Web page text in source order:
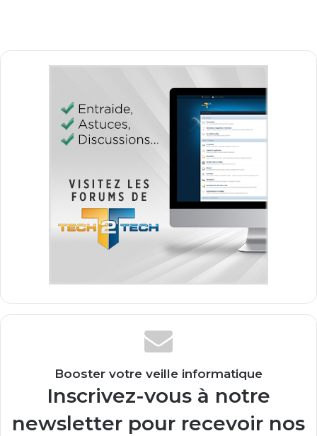
Booster votre veille informatique
Inscrivez-vous à notre
newsletter pour recevoir nos